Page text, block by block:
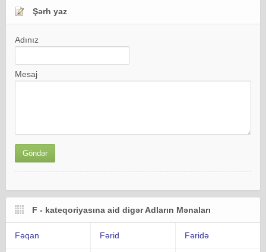
Şərh yaz
Adınız
Mesaj
F - kateqoriyasına aid digər Adların Mənaları
Fəqan Fərid Fəridə